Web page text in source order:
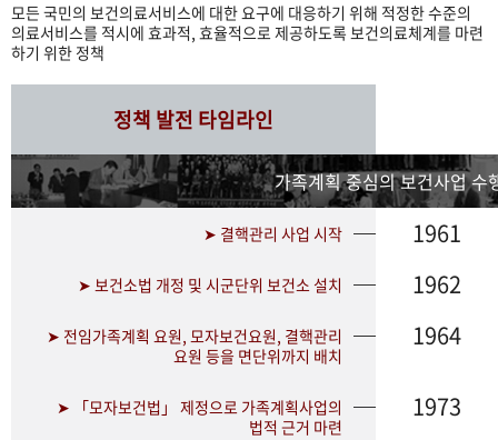
모든 국민의 보건의료서비스에 대한 요구에 대응하기 위해 적정한 수준의
의료서비스를 적시에 효과적, 효율적으로 제공하도록 보건의료체계를 마련
하기 위한 정책
정책 발전 타임라인
가족계획 중심의 보건사업 수
➤ 결핵관리 사업 시작 1961
➤ 보건소법 개정 및 시군단위 보건소 설치 1962
➤ 전임가족계획 요원, 모자보건요원, 결핵관리
요원 등을 면단위까지 배치
1964
➤ 「모자보건법」 제정으로 가족계획사업의
법적 근거 마련
1973